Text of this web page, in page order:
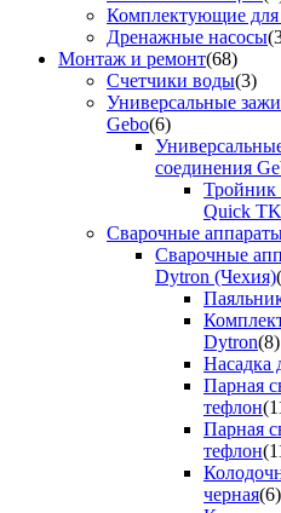
Комплектующие для
Дренажные насосы
Монтаж и ремонт(68)
Счетчики воды(3)
Универсальные
Gebo(6)
соединения
Тройник
Quick TK
Сварочные
Сварочные
Dytron (Чехия)
Dytron(8)
Насадка
Парная
тефлон
Парная
тефлон
черная(6)